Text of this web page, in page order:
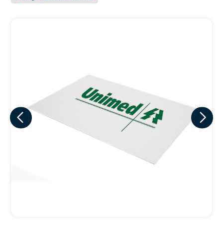
Eu concordo em receber comunicações.
A nossa empresa está comprometida a proteger e respeitar
sua privacidade, utilizaremos seus dados apenas para fins
de marketing. Você pode alterar suas preferências a
qualquer momento.
Iniciar conversa